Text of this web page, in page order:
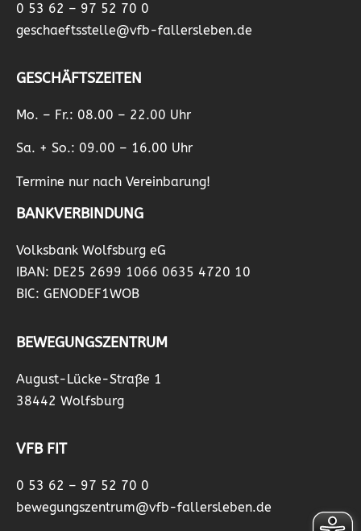
0 53 62 – 97 52 70 0
geschaeftsstelle@vfb-fallersleben.de
GESCHÄFTSZEITEN
Mo. – Fr.: 08.00 – 22.00 Uhr
Sa. + So.: 09.00 – 16.00 Uhr
Termine nur nach Vereinbarung!
BANKVERBINDUNG
Volksbank Wolfsburg eG
IBAN: DE25 2699 1066 0635 4720 10
BIC: GENODEF1WOB
BEWEGUNGSZENTRUM
August-Lücke-Straße 1
38442 Wolfsburg
VFB FIT
0 53 62 – 97 52 70 0
bewegungszentrum@vfb-fallersleben.de